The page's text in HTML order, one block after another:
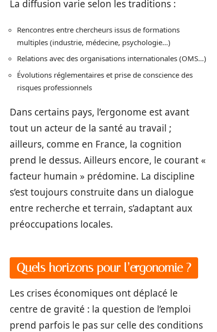
La diffusion varie selon les traditions :
Rencontres entre chercheurs issus de formations
multiples (industrie, médecine, psychologie…)
Relations avec des organisations internationales (OMS…)
Évolutions réglementaires et prise de conscience des
risques professionnels
Dans certains pays, l’ergonome est avant
tout un acteur de la santé au travail ;
ailleurs, comme en France, la cognition
prend le dessus. Ailleurs encore, le courant «
facteur humain » prédomine. La discipline
s’est toujours construite dans un dialogue
entre recherche et terrain, s’adaptant aux
préoccupations locales.
Quels horizons pour l’ergonomie ?
Les crises économiques ont déplacé le
centre de gravité : la question de l’emploi
prend parfois le pas sur celle des conditions